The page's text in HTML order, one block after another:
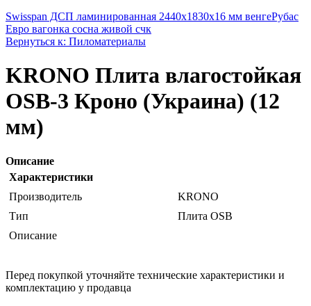
Swisspan ДСП ламинированная 2440х1830х16 мм венгеРубас
Евро вагонка сосна живой счк
Вернуться к: Пиломатериалы
KRONO Плита влагостойкая
OSB-3 Кроно (Украина) (12
мм)
Описание
Характеристики
Производитель
KRONO
Тип
Плита OSB
Описание
Перед покупкой уточняйте технические характеристики и
комплектацию у продавца